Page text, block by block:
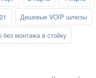
Дешевые VOIP шлюзы
монтажа в стойку